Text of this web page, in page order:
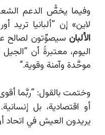
وفيما يخصُّ الدعم
لاين» إن“ألبانيا تريد
الألبان سيصوِّتون لصالح
اليوم، معتبرةً أن“الجيل
موحَّدة وآمنة وقوية.”
وختمت بالقول:“ربَّما
أو اقتصادية، بل
يريدون العيش في اتحاد